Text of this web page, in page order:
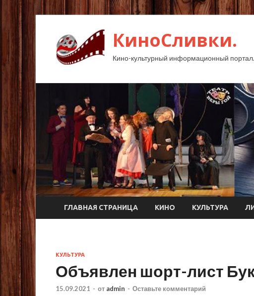
КиноСливки.
Кино-культурный информационный портал.
ГЛАВНАЯ СТРАНИЦА КИНО КУЛЬТУРА
КУЛЬТУРА
Объявлен шорт-лист
15.09.2021 - от admin - Оставьте комментарий